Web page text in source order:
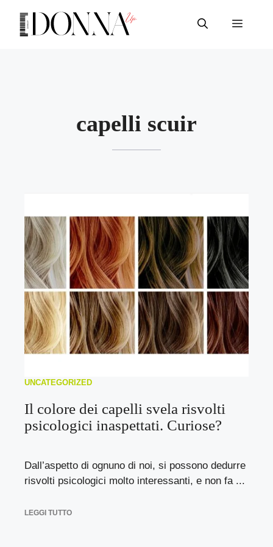
contenuto
Menu
capelli scuir
UNCATEGORIZED
Il colore dei capelli svela risvolti
psicologici inaspettati. Curiose?
Dall’aspetto di ognuno di noi, si possono dedurre
risvolti psicologici molto interessanti, e non fa ...
LEGGI TUTTO